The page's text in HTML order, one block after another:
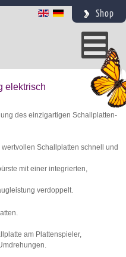
Shop
elektrisch
des einzigartigen Schallplatten-
Schallplatten schnell und
mit einer integrierten,
verdoppelt.
am Plattenspieler,